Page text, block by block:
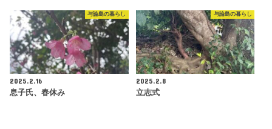
与論島の暮らし
2025.2.16
息子氏、春休み
与論島の暮らし
2025.2.8
立志式